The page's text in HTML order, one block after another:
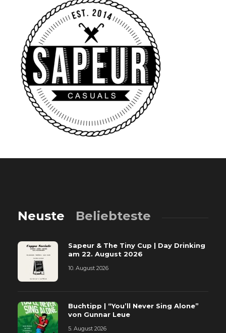
Neuste Beliebteste
Sapeur & The Tiny Cup | Day Drinking
am 22. August 2026
10. August 2026
Buchtipp | “You’ll Never Sing Alone”
von Gunnar Leue
5. August 2026